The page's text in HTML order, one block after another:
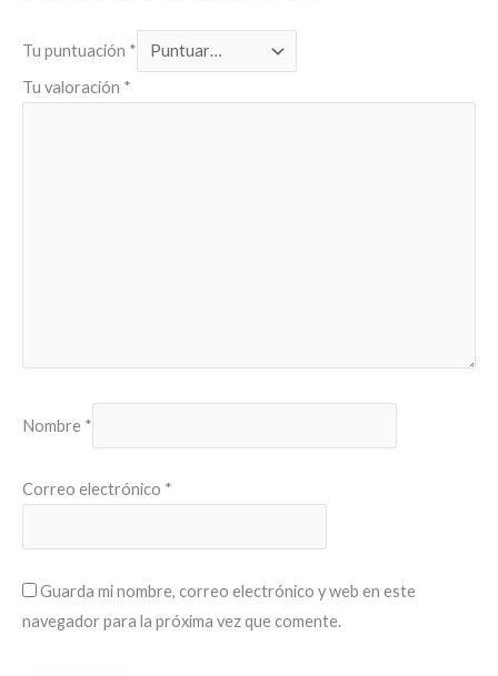
Tu puntuación *
Tu valoración *
Nombre *
Correo electrónico *
Guarda mi nombre, correo electrónico y web en este
navegador para la próxima vez que comente.